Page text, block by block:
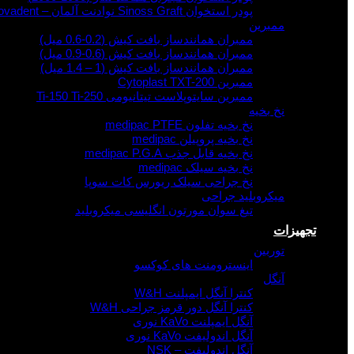
پودر استخوان Sinoss Graft نوادنت آلمان – novadent
ممبرین
ممبران همانندساز بافت کیش (0.2-0.6 میل)
ممبران همانندساز بافت کیش (0.6-0.9 میل)
ممبران همانندساز بافت کیش (1 – 1.4 میل)
ممبرین Cytoplast TXT-200
ممبرین سایتوپلاست تیتانیومی Ti-150 Ti-250
نخ بخیه
نخ بخیه تفلون medipac PTFE
نخ بخیه پروپیلن medipac
نخ بخیه قابل جذب medipac P.G.A
نخ بخیه سیلک medipac
نخ جراحی سیلک ریورس کات سوپا
میکروبلید جراحی
تیغ سوان مورتون انگلیسی میکروبلید
تجهیزات
توربین
اینسترومنت های کوکسو
آنگل
کنترا آنگل ایمپلنت W&H
کنترا آنگل دور قرمز جراحی W&H
آنگل ایمپلنت KaVo نوری
آنگل اندولیفت KaVo نوری
آنگل اندولیفت – NSK